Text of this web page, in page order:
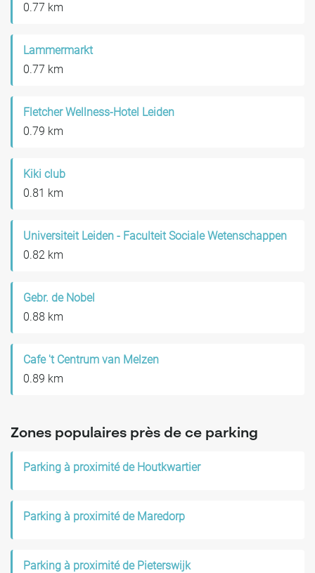
0.77 km
Lammermarkt
0.77 km
Fletcher Wellness-Hotel Leiden
0.79 km
Kiki club
0.81 km
Universiteit Leiden - Faculteit Sociale Wetenschappen
0.82 km
Gebr. de Nobel
0.88 km
Cafe 't Centrum van Melzen
0.89 km
Zones populaires près de ce parking
Parking à proximité de Houtkwartier
Parking à proximité de Maredorp
Parking à proximité de Pieterswijk